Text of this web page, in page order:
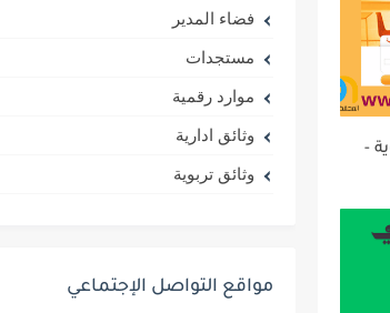
-
فضاء المدير
مستجدات
موارد رقمية
وثائق ادارية
وثائق تربوية
مواقع التواصل الإجتماعي